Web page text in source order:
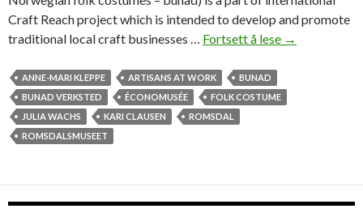
Craft Reach project which is intended to develop and promote
traditional local craft businesses … Fortsett å lese B
→
ANNE-MARI KLEPPE ARTISANS AT WORK
BUNAD
BUNAD VERKSTED
ÉCONOMUSÉE
FOLK COSTUME
JULIA WACHS
KARI CLAUSEN
ROMSDAL
ROMSDALSMUSEET